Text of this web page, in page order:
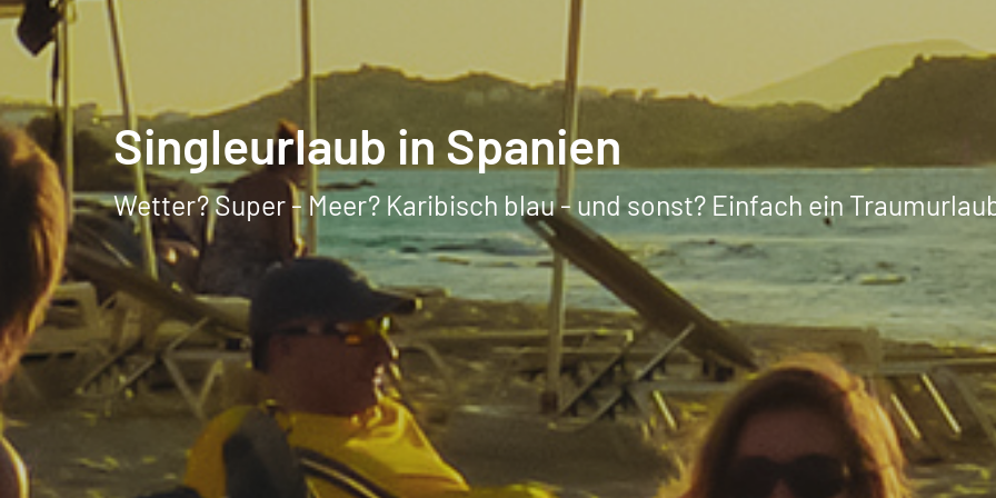
Singleurlaub in Spanien
Wetter? Super - Meer? Karibisch blau - und sonst? Einfach ein